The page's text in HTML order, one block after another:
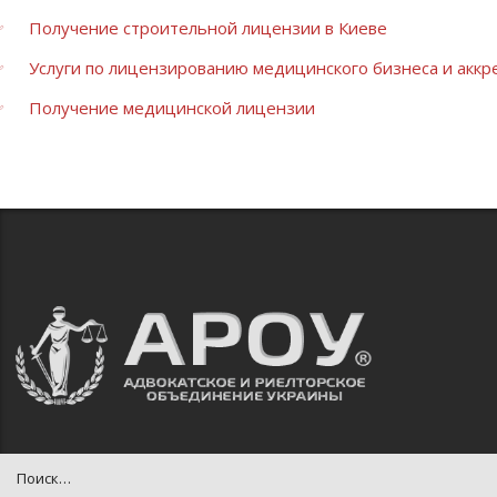
Получение строительной лицензии в Киеве
Услуги по лицензированию медицинского бизнеса и
Получение медицинской лицензии